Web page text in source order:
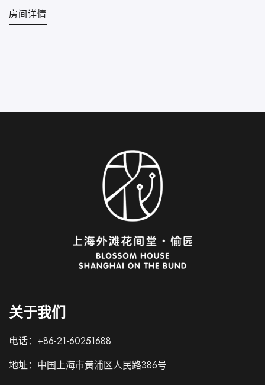
房间详情
关于我们
电话：+86-21-60251688
地址：中国上海市黄浦区人民路386号
French